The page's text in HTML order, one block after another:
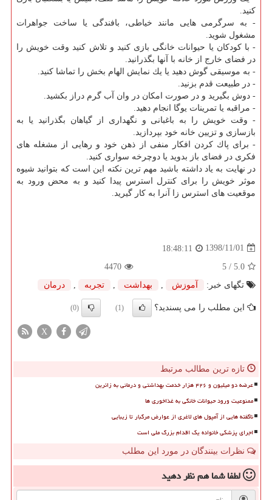
كنید.
- به سرگرمی هایی مانند خیاطی، بافندگی یا ساخت جواهرات
مشغول شوید.
- با كودكان یا حیوانات خانگی بازی كنید و تلاش كنید وقت خویش را
در فضای خارج از خانه با آنها بگذرانید.
- به موسیقی گوش دهید یا یك نمایش الهام بخش را تماشا كنید.
- در طبیعت قدم بزنید.
- دوش بگیرید و در صورت امكان در وان آب گرم دراز بكشید.
- مراقبه یا تمرینات یوگا انجام دهید.
- وقت خویش را به باغبانی و نگهداری از گیاهان بگذرانید یا به
بازسازی و تزیین خانه خود بپردازید.
- برای پاك كردن افكار منفی از ذهن خود و رهایی از مشغله های
فكری در فضای باز بدوید یا دوچرخه سواری كنید.
در نهایت به یاد داشته باشید مهم ترین نكته این است كه بتوانید شیوه
موثر خویش را برای كنترل استرس پیدا كنید و به محض ورود به
موقعیت های استرس زا آنرا به كار گیرید.
1398/11/01
18:48:11
5.0
/ 5
4470
تگهای خبر:
آموزش بهداشت تجربه درمان
این مطلب را می پسندید؟ (1)
(0)
X
تازه ترین مطالب مرتبط
عرضه دو میلیون و ۴۲۶ هزار خدمت بهداشتی و درمانی به زائرین
ممنوعیت ورود حیوانات خانگی به غذاخوری ها
ناگفته هایی از آمپول های لاغری از عوارض مرگبار تا زیبایی
اجرای پزشکی خانواده یک اقدام بزرگ ملی است
نظرات بینندگان در مورد این مطلب
لطفا شما همنظر دهید